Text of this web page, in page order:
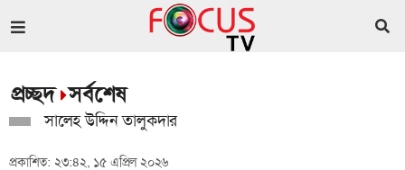
প্রচ্ছদ সর্বশেষ
সালেহ উদ্দিন তালুকদার
প্রকাশিত: ২৩:৪২, ১৫ এপ্রিল ২০২৬